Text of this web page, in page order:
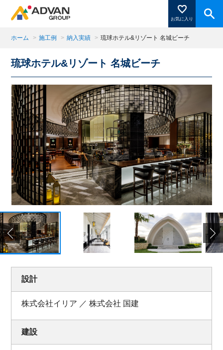
お気に入り
商品ページにある「お気に入り登録」を押すと登録した
商品がここに表示されます。
閉じる
ホーム > 施工例 > 納入実績 > 琉球ホテル&リゾート 名城ビーチ
琉球ホテル&リゾート 名城ビーチ
設計
株式会社イリア ／ 株式会社 国建
建設